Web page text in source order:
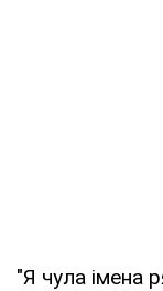
"Я чула імена